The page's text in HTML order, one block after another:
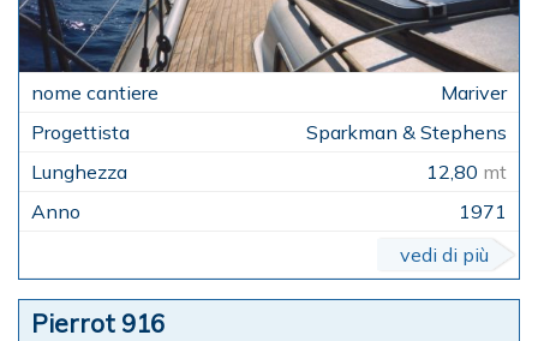
Mariver
Sparkman & Stephens
12,80 mt
1971
vedi di più
Pierrot 916